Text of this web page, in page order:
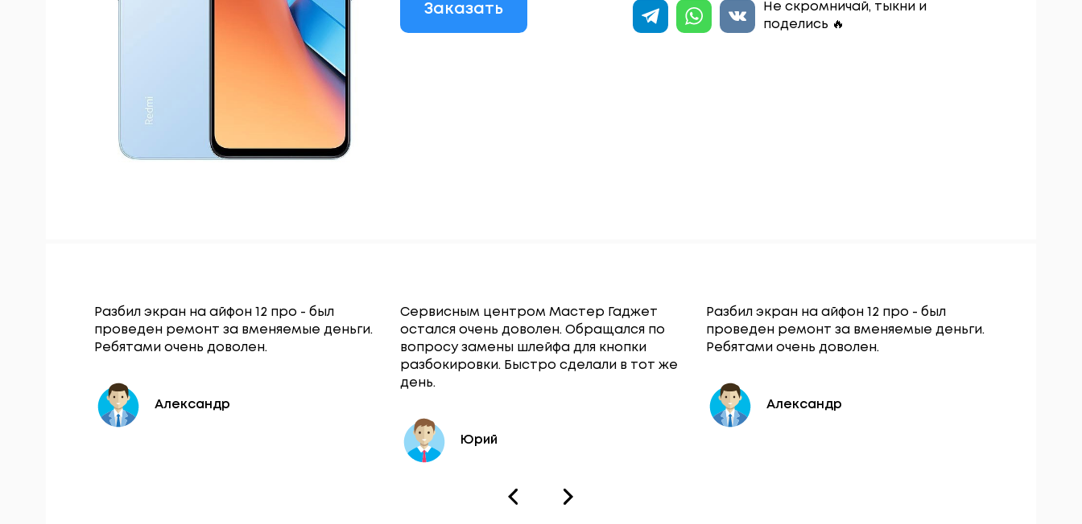
Заказать
Не скромничай, тыкни и
поделись 🔥
Разбил экран на айфон 12 про - был
проведен ремонт за вменяемые деньги.
Ребятами очень доволен.
Александр
Сервисным центром Мастер Гаджет
остался очень доволен. Обращался по
вопросу замены шлейфа для кнопки
разбокировки. Быстро сделали в тот же
день.
Юрий
Разбил экран на айфон 12 про - был
проведен ремонт за вменяемые деньги.
Ребятами очень доволен.
Александр